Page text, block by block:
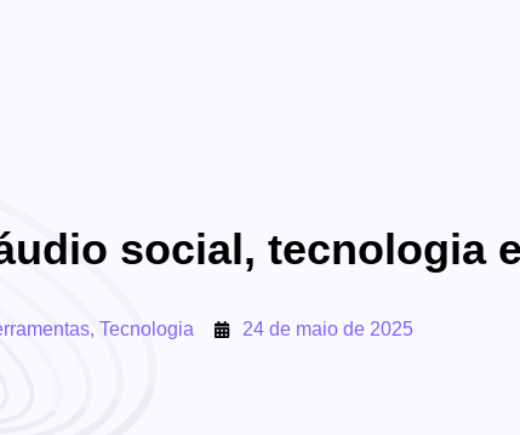
social, tecnologia
, Tecnologia
24 de maio de 2025